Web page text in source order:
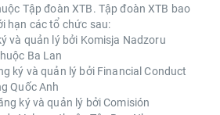
Tập đoàn XTB. Tập đoàn XTB bao
hạn các tổ chức sau:
và quản lý bởi Komisja Nadzoru
Ba Lan
ký và quản lý bởi Financial Conduct
Quốc Anh
ký và quản lý bởi Comisión